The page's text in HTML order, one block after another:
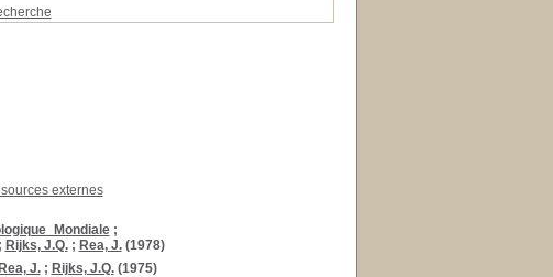
externes
;
Rijks, J.Q.; Rea, J.(1978)
Rea, J.; Rijks, J.Q.(1975)